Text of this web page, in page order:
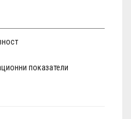
показатели